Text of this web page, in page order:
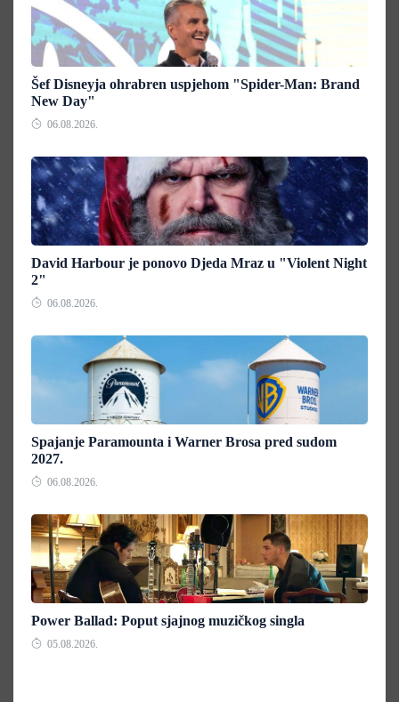
Šef Disneyja ohrabren uspjehom "Spider-Man: Brand
New Day"
06.08.2026.
David Harbour je ponovo Djeda Mraz u "Violent Night
2"
06.08.2026.
Spajanje Paramounta i Warner Brosa pred sudom
2027.
06.08.2026.
Power Ballad: Poput sjajnog muzičkog singla
05.08.2026.